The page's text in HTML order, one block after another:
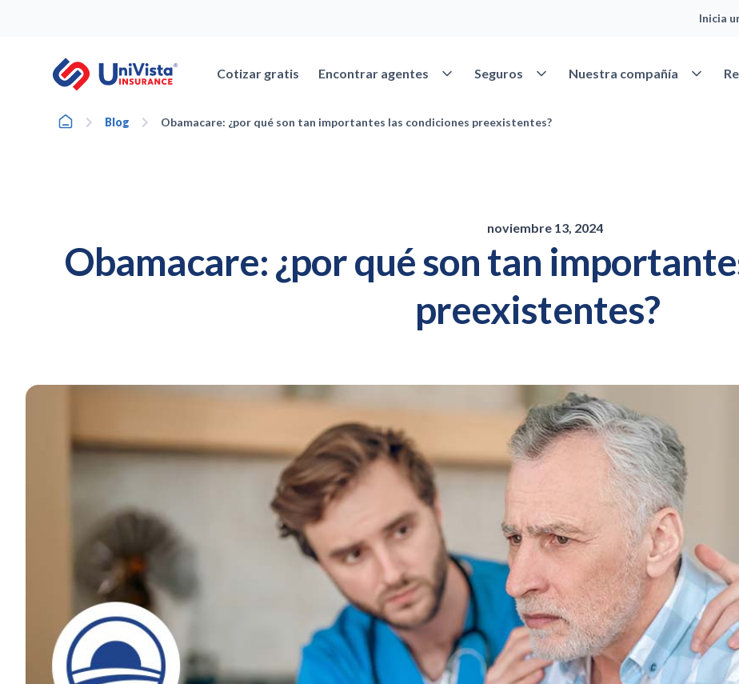
Inicia
Cotizar gratis Encontrar agentes Abrir Encontrar agentes
Seguros Abrir SegurosNuestra compañía Abrir
Home Blog Obamacare: ¿por qué son tan importantes las condiciones preexistentes?
noviembre 13, 2024
Obamacare: ¿por qué son tan
preexistentes?